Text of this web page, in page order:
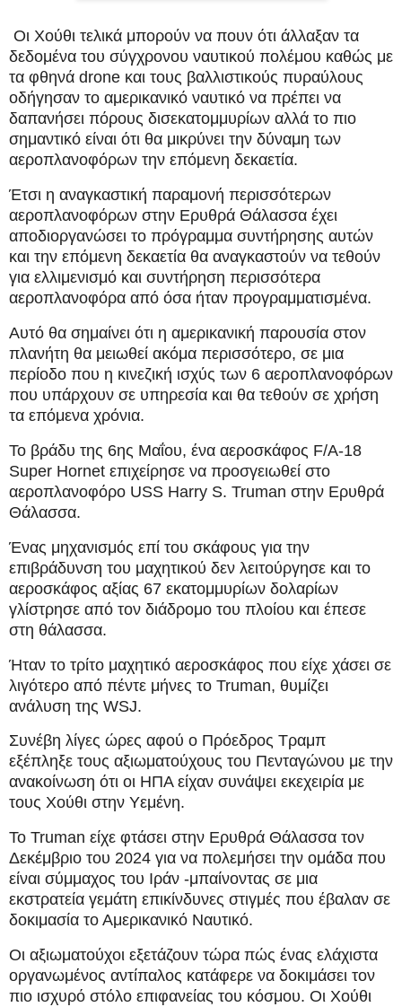
Οι Χούθι τελικά μπορούν να πουν ότι άλλαξαν τα
δεδομένα του σύγχρονου ναυτικού πολέμου καθώς με
τα φθηνά drone και τους βαλλιστικούς πυραύλους
οδήγησαν το αμερικανικό ναυτικό να πρέπει να
δαπανήσει πόρους δισεκατομμυρίων αλλά το πιο
σημαντικό είναι ότι θα μικρύνει την δύναμη των
αεροπλανοφόρων την επόμενη δεκαετία.
Έτσι η αναγκαστική παραμονή περισσότερων
αεροπλανοφόρων στην Ερυθρά Θάλασσα έχει
αποδιοργανώσει το πρόγραμμα συντήρησης αυτών
και την επόμενη δεκαετία θα αναγκαστούν να τεθούν
για ελλιμενισμό και συντήρηση περισσότερα
αεροπλανοφόρα από όσα ήταν προγραμματισμένα.
Αυτό θα σημαίνει ότι η αμερικανική παρουσία στον
πλανήτη θα μειωθεί ακόμα περισσότερο, σε μια
περίοδο που η κινεζική ισχύς των 6 αεροπλανοφόρων
που υπάρχουν σε υπηρεσία και θα τεθούν σε χρήση
τα επόμενα χρόνια.
Το βράδυ της 6ης Μαΐου, ένα αεροσκάφος F/A-18
Super Hornet επιχείρησε να προσγειωθεί στο
αεροπλανοφόρο USS Harry S. Truman στην Ερυθρά
Θάλασσα.
Ένας μηχανισμός επί του σκάφους για την
επιβράδυνση του μαχητικού δεν λειτούργησε και το
αεροσκάφος αξίας 67 εκατομμυρίων δολαρίων
γλίστρησε από τον διάδρομο του πλοίου και έπεσε
στη θάλασσα.
Ήταν το τρίτο μαχητικό αεροσκάφος που είχε χάσει σε
λιγότερο από πέντε μήνες το Truman, θυμίζει
ανάλυση της WSJ.
Συνέβη λίγες ώρες αφού ο Πρόεδρος Τραμπ
εξέπληξε τους αξιωματούχους του Πενταγώνου με την
ανακοίνωση ότι οι ΗΠΑ είχαν συνάψει εκεχειρία με
τους Χούθι στην Υεμένη.
Το Truman είχε φτάσει στην Ερυθρά Θάλασσα τον
Δεκέμβριο του 2024 για να πολεμήσει την ομάδα που
είναι σύμμαχος του Ιράν -μπαίνοντας σε μια
εκστρατεία γεμάτη επικίνδυνες στιγμές που έβαλαν σε
δοκιμασία το Αμερικανικό Ναυτικό.
Οι αξιωματούχοι εξετάζουν τώρα πώς ένας ελάχιστα
οργανωμένος αντίπαλος κατάφερε να δοκιμάσει τον
πιο ισχυρό στόλο επιφανείας του κόσμου. Οι Χούθι